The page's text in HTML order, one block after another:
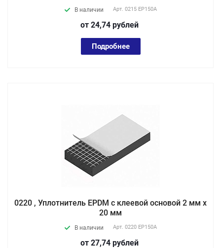
В наличии Арт. 0215 EP150А
от 24,74 рублей
Подробнее
0220 , Уплотнитель EPDM с клеевой основой 2 мм х
20 мм
В наличии Арт. 0220 EP150А
от 27,74 рублей